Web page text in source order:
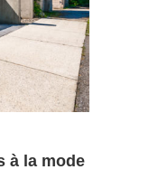
à la mode